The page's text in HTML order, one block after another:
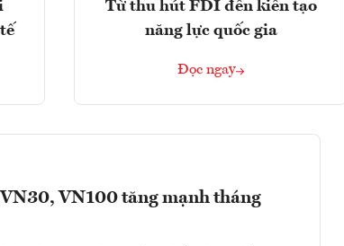
Từ thu hút FDI đến kiến tạo
năng lực quốc gia
Đọc ngay
VN100 tăng mạnh tháng